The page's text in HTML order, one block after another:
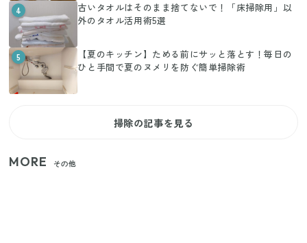
4
古いタオルはそのまま捨てないで！「床掃除用」以
外のタオル活用術5選
5
【夏のキッチン】ためる前にサッと落とす！毎日の
ひと手間で夏のヌメリを防ぐ簡単掃除術
掃除の記事を見る
MORE その他